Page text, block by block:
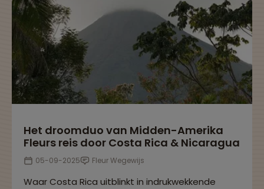
Het droomduo van Midden-Amerika
Fleurs reis door Costa Rica & Nicaragua
05-09-2025 Fleur Wegewijs
Waar Costa Rica uitblinkt in indrukwekkende